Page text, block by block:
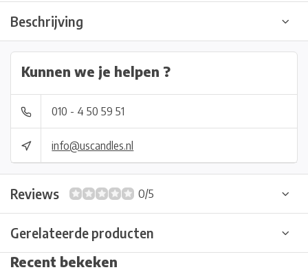
Beschrijving
Kunnen we je helpen ?
010 - 4 50 59 51
info@uscandles.nl
Reviews 0/5
Gerelateerde producten
Recent bekeken